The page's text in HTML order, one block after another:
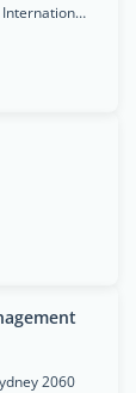
Room 613, Bld 3, No. 100, Jin Yu RD,Yuzhou Jinqiao International. Pudong New Area Shang hai.
2060